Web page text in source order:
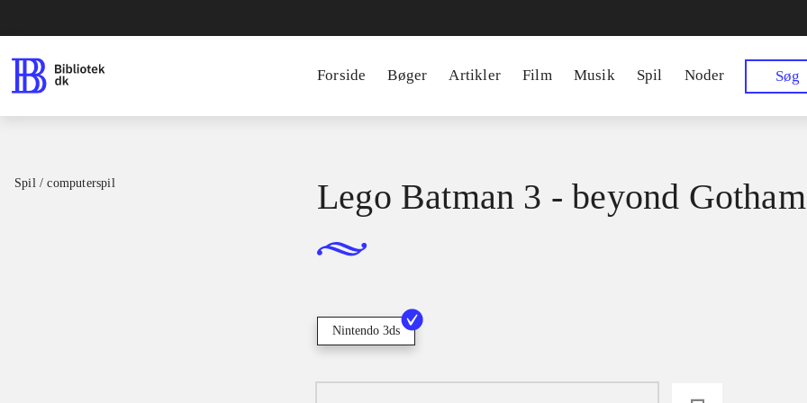
Forside Bøger Artikler Film Musik Spil Noder Søg
Spil / computerspil Lego Batman 3 - beyond Gotham
Nintendo 3ds